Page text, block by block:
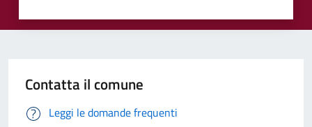
Contatta il comune
Leggi le domande frequenti